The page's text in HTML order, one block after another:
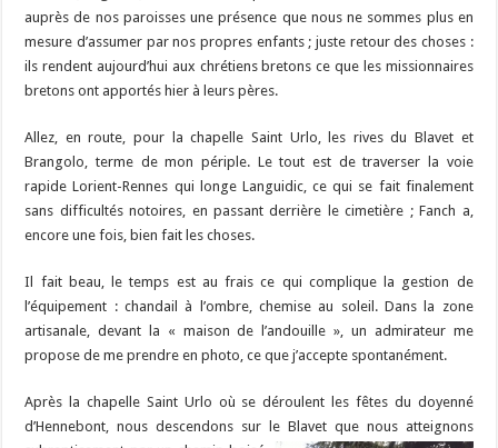
auprès de nos paroisses une présence que nous ne sommes plus en
mesure d’assumer par nos propres enfants ; juste retour des choses :
ils rendent aujourd’hui aux chrétiens bretons ce que les missionnaires
bretons ont apportés hier à leurs pères.
Allez, en route, pour la chapelle Saint Urlo, les rives du Blavet et
Brangolo, terme de mon périple. Le tout est de traverser la voie
rapide Lorient-Rennes qui longe Languidic, ce qui se fait finalement
sans difficultés notoires, en passant derrière le cimetière ; Fanch a,
encore une fois, bien fait les choses.
Il fait beau, le temps est au frais ce qui complique la gestion de
l’équipement : chandail à l’ombre, chemise au soleil. Dans la zone
artisanale, devant la « maison de l’andouille », un admirateur me
propose de me prendre en photo, ce que j’accepte spontanément.
Après la chapelle Saint Urlo où se déroulent les fêtes du doyenné
d’Hennebont, nous descendons sur le Blavet quenous atteignons